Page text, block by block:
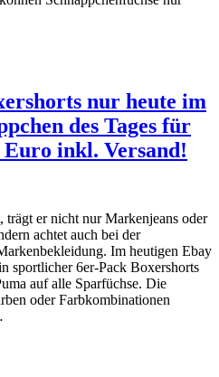
nur heute im
des Tages für
Euro inkl. Versand!
trägt er nicht nur Markenjeans oder
achtet auch bei der
Im heutigen Ebay
sportlicher 6er-Pack Boxershorts
auf alle Sparfüchse. Die
oder Farbkombinationen